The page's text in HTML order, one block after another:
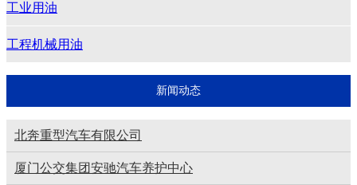
工业用油
工程机械用油
新闻动态
北奔重型汽车有限公司
厦门公交集团安驰汽车养护中心